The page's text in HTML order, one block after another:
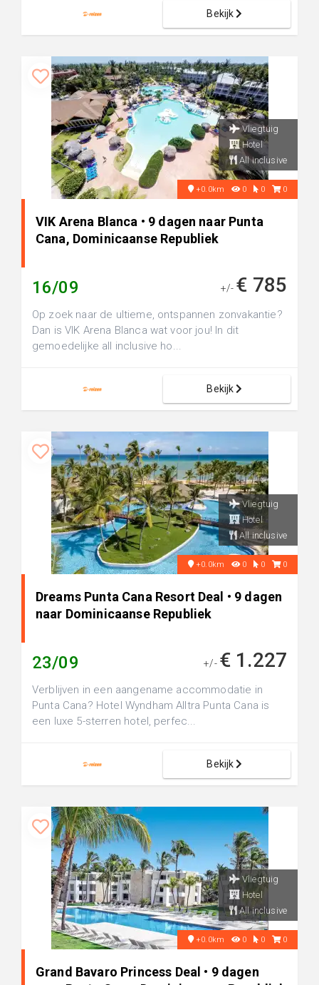
Bekijk
Vliegtuig
Hotel
All inclusive
+0.0km 0 0 0
VIK Arena Blanca • 9 dagen naar Punta
Cana, Dominicaanse Republiek
16/09 +/- € 785
Op zoek naar de ultieme, ontspannen zonvakantie?
Dan is VIK Arena Blanca wat voor jou! In dit
gemoedelijke all inclusive ho...
Bekijk
Vliegtuig
Hotel
All inclusive
+0.0km 0 0 0
Dreams Punta Cana Resort Deal • 9 dagen
naar Dominicaanse Republiek
23/09 +/- € 1.227
Verblijven in een aangename accommodatie in
Punta Cana? Hotel Wyndham Alltra Punta Cana is
een luxe 5-sterren hotel, perfec...
Bekijk
Vliegtuig
Hotel
All inclusive
+0.0km 0 0 0
Grand Bavaro Princess Deal • 9 dagen